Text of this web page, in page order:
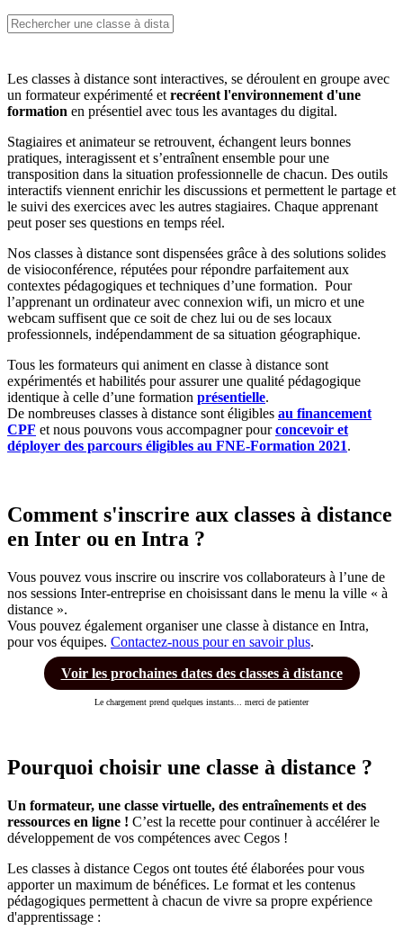
Les classes à distance sont interactives, se déroulent en groupe avec
un formateur expérimenté etrecréent l'environnement d'une
formation en présentiel avec tous les avantages du digital.
Stagiaires et animateur se retrouvent, échangent leurs bonnes
pratiques, interagissent et s’entraînent ensemble pour une
transposition dans la situation professionnelle de chacun. Des outils
interactifs viennent enrichir les discussions et permettent le partage et
le suivi des exercices avec les autres stagiaires. Chaque apprenant
peut poser ses questions en temps réel.
Nos classes à distance sont dispensées grâce à des solutions solides
de visioconférence, réputées pour répondre parfaitement aux
contextes pédagogiques et techniques d’une formation. Pour
l’apprenant un ordinateur avec connexion wifi, un micro et une
webcam suffisent que ce soit de chez lui ou de ses locaux
professionnels, indépendamment de sa situation géographique.
Tous les formateurs qui animent en classe à distance sont
expérimentés et habilités pour assurer une qualité pédagogique
identique à celle d’une formation présentielle.
De nombreuses classes à distance sont éligibles au financement
CPF et nous pouvons vous accompagner pourconcevoir et
déployer des parcours éligibles au FNE-Formation 2021.
Comment s'inscrire aux classes à distance
en Inter ou en Intra ?
Vous pouvez vous inscrire ou inscrire vos collaborateurs à l’une de
nos sessions Inter-entreprise en choisissant dans le menu la ville « à
distance ».
Vous pouvez également organiser une classe à distance en Intra,
pour vos équipes. Contactez-nous pour en savoir plus.
Voir les prochaines dates des classes à distance
Le chargement prend quelques instants... merci de patienter
Pourquoi choisir une classe à distance ?
Un formateur, une classe virtuelle, des entraînements et des
ressources en ligne ! C’est la recette pour continuer à accélérer le
développement de vos compétences avec Cegos !
Les classes à distance Cegos ont toutes été élaborées pour vous
apporter un maximum de bénéfices. Le format et les contenus
pédagogiques permettent à chacun de vivre sa propre expérience
d'apprentissage :